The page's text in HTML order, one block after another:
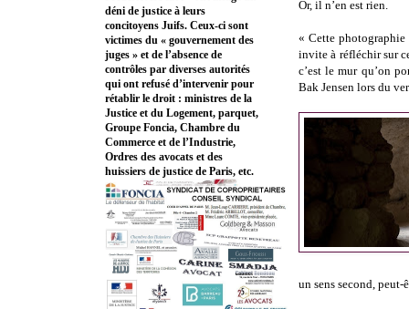
Or, il n’en est rien.
« Cette
invite à réfléchir sur
c’est le mur qu’on
Bak Jensen lors du
un sens second,
déni de justice à leurs
concitoyens Juifs. Ceux-ci sont
victimes du « gouvernement des
juges » et de l’absence de
contrôles par diverses autorités
qui ont refusé d’intervenir pour
rétablir le droit : ministres de la
Justice et du Logement, parquet,
Groupe Foncia, Chambre du
Commerce et de l’Industrie,
Ordres des avocats et des
huissiers de justice de Paris, etc.